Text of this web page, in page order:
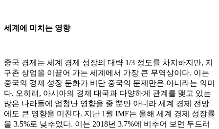
세계에 미치는 영향
중국 경제는 세계 경제 성장의 대략 1/3 정도를 차지하지만, 지
구촌 상업을 이끌어 가는 세계에서 가장 큰 무역상이다. 이는
중국의 경제 성장 둔화가 비단 중국의 문제만은 아니라는 의미
다. 오히려, 아시아의 경제 대국과 다양하게 관계를 맺고 있는
많은 나라들에 엄청난 영향을 줄 뿐만 아니라 세계 경제 전망
에도 큰 영향을 미친다. 지난 1월 IMF는 올해 세계 경제 성장률
을 3.5%로 낮추었다. 이는 2018년 3.7%에 비추어 보면 두드러